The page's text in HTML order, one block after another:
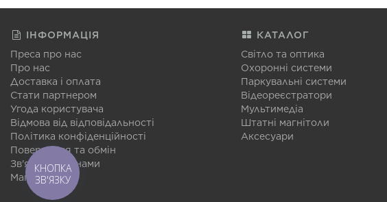
ІНФОРМАЦІЯ
Преса про нас
Про нас
Доставка і оплата
Стати партнером
Угода користувача
Відмова від відповідальності
Політика конфіденційності
Повернення та обмін
Зв'язатися з нами
Мапа сайту
КАТАЛОГ
Світло та оптика
Охоронні системи
Паркувальні системи
Відеореєстратори
Мультимедіа
Штатні магнітоли
Аксесуари
КНОПКА
ЗВ'ЯЗКУ